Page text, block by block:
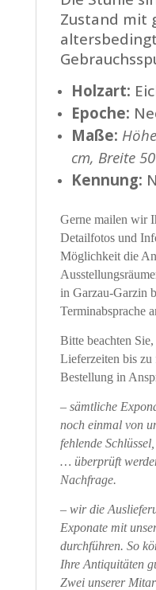
Zustand mit
Holzart:
Epoche:
Maße:
cm, Breite
Kennung:
Gerne mailen wir
Detailfotos und
Möglichkeit die
in Garzau-Garzin
Terminabsprache
Bitte beachten
Lieferzeiten bis zu
Bestellung in
– sämtliche
noch einmal von
fehlende
… überprüft
Nachfrage.
– wir die
Exponate mit
durchführen. So
Ihre Antiquitäten
Zwei unserer